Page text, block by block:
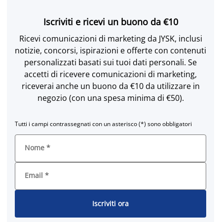
Iscriviti e ricevi un buono da €10
Ricevi comunicazioni di marketing da JYSK, inclusi
notizie, concorsi, ispirazioni e offerte con contenuti
personalizzati basati sui tuoi dati personali. Se
accetti di ricevere comunicazioni di marketing,
riceverai anche un buono da €10 da utilizzare in
negozio (con una spesa minima di €50).
Tutti i campi contrassegnati con un asterisco (*) sono obbligatori
Nome *
Email *
Iscriviti ora